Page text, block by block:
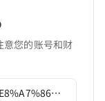
意您的账号和财
https://pan.singureo.com/OSS/%E8%A7%86%E8%A7%89%E5%B0%8F%E8%AF%B4/Studio%20Elan%E4%BD%9C%E5%93%81/G895